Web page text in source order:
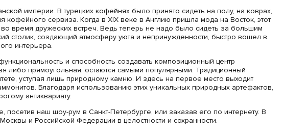
империи. В турецких кофейнях было принято сидеть на полу, на коврах,
сервиза. Когда в XIX веке в Англию пришла мода на Восток, этот
время дружеских встреч. Ведь теперь не надо было сидеть за большим
столик, создающий атмосферу уюта и непринужденности, быстро вошел в
интерьера.
и способность создавать композиционный центр
либо прямоугольная, остаются самыми популярными. Традиционный
уступая лишь природному камню. И здесь на первое место выходит
Благодаря использованию этих уникальных природных артефактов,
антиквариату.
наш шоу-рум в Санкт-Петербурге, или заказав его по интернету. В
и Российской Федерации в целостности и сохранности.